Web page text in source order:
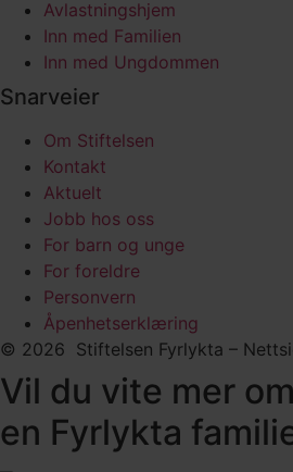
Avlastningshjem
Inn med Familien
Inn med Ungdommen
Snarveier
Om Stiftelsen
Kontakt
Aktuelt
Jobb hos oss
For barn og unge
For foreldre
Personvern
Åpenhetserklæring
© 2026 Stiftelsen Fyrlykta –
Vil du vite mer
en Fyrlykta